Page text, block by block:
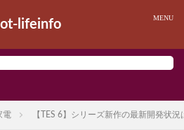
lifeinfo
電 【TES 6】シリーズ新作の最新開発状